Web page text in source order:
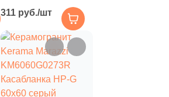
Декор Касабланка
20x20 серый
светлый матовый
под камень / с
орнаментом
311 руб./шт